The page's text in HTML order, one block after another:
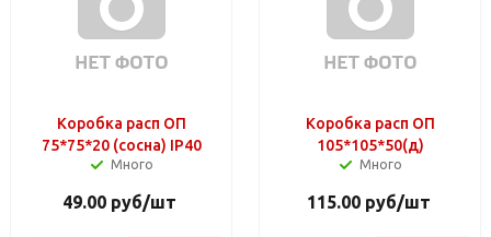
Коробка расп ОП
75*75*20 (сосна) IP40
Много
49.00 руб/шт
Коробка расп ОП
105*105*50(д)
Много
115.00руб/шт